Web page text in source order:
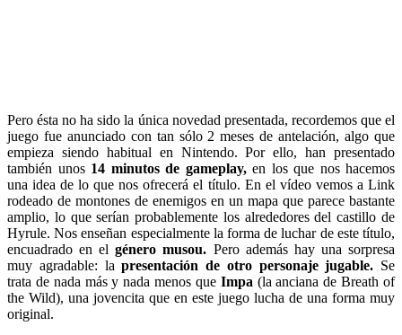
Pero ésta no ha sido la única novedad presentada, recordemos que el
juego fue anunciado con tan sólo 2 meses de antelación, algo que
empieza siendo habitual en Nintendo. Por ello, han presentado
también unos14 minutos de gameplay,en los que nos hacemos
una idea de lo que nos ofrecerá el título. En el vídeo vemos a Link
rodeado de montones de enemigos en un mapa que parece bastante
amplio, lo que serían probablemente los alrededores del castillo de
Hyrule. Nos enseñan especialmente la forma de luchar de este título,
encuadrado en el género musou. Pero además hay una sorpresa
muy agradable: lapresentación de otro personaje jugable. Se
trata de nada más y nada menos queImpa (la anciana de Breath of
the Wild), una jovencita que en este juego lucha de una forma muy
original.